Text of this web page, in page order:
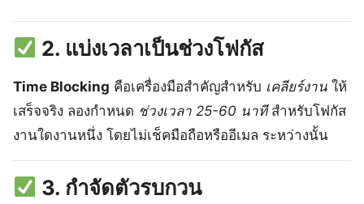
2. แบ่งเวลาเป็นช่วงโฟกัส
Time Blocking คือเครื่องมือสำคัญสำหรับ เคลียร์งาน ให้
เสร็จจริง ลองกำหนด ช่วงเวลา 25-60 นาทีสำหรับโฟกัส
งานใดงานหนึ่ง โดยไม่เช็คมือถือหรืออีเมล ระหว่างนั้น
3. กำจัดตัวรบกวน